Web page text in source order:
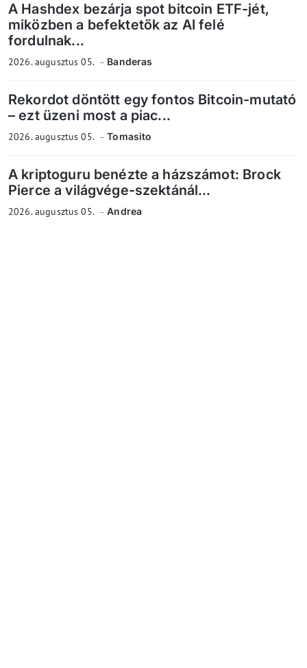
A Hashdex bezárja spot bitcoin ETF-jét,
miközben a befektetők az AI felé
fordulnak...
2026. augusztus 05. Banderas
Rekordot döntött egy fontos Bitcoin-mutató
– ezt üzeni most a piac...
2026. augusztus 05. Tomasito
A kriptoguru benézte a házszámot: Brock
Pierce a világvége-szektánál...
2026. augusztus 05. Andrea